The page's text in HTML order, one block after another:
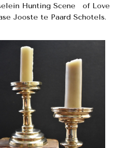
Hunting Scene of Love
Jooste te Paard Schotels.